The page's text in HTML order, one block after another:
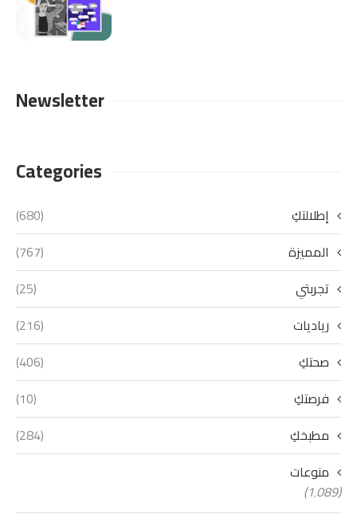
Newsletter
Categories
إطلالتكِ
(680)
المميزة
(767)
تجربتي
(25)
رياديات
(216)
صحتكِ
(406)
فرصتكِ
(10)
مطبخكِ
(284)
منوعات
(1٬089)